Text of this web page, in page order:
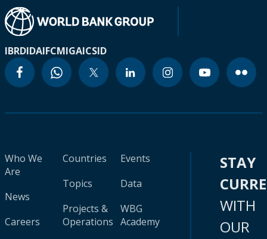
IBRDIDAIFCMIGAICSID
Who We
Are
News
Careers
Countries
Topics
Projects &
Operations
Events
Data
WBG
Academy
STAY
WITH
OUR